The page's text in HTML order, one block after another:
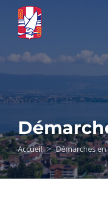
Passer
contenu
Accueil > Démarches